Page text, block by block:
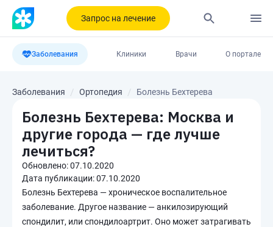
Запрос на лечение
Заболевания Клиники Врачи О портале
Заболевания Ортопедия Болезнь Бехтерева
Болезнь Бехтерева: Москва и
другие города — где лучше
лечиться?
Обновлено:07.10.2020
Дата публикации:07.10.2020
Болезнь Бехтерева — хроническое воспалительное
заболевание. Другое название — анкилозирующий
спондилит, или спондилоартрит. Оно может затрагивать